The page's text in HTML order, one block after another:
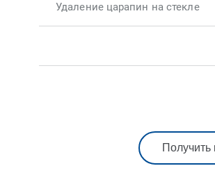
Удаление царапин на стекле
Получить